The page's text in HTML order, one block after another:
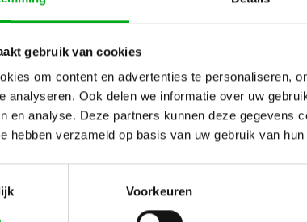
gebruik van cookies
om content en advertenties te personaliseren,
analyseren. Ook delen we informatie over uw
en analyse. Deze partners kunnen deze gegevens
hebben verzameld op basis van uw gebruik van
Voorkeuren